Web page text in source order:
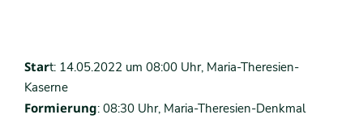
Start: 14.05.2022 um 08:00 Uhr, Maria-Theresien-
Kaserne
Formierung: 08:30 Uhr, Maria-Theresien-Denkmal